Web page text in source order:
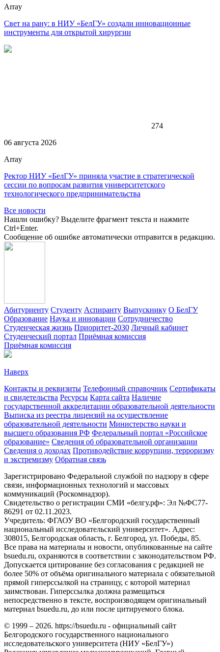
Array
Свет на рану: в НИУ «БелГУ» создали инновационные
инструменты для открытой хирургии
274
06 августа 2026
Array
Ректор НИУ «БелГУ» приняла участие в стратегической
сессии по вопросам развития университетского
технологического предпринимательства
Все новости
Нашли ошибку? Выделите фрагмент текста и нажмите
Ctrl+Enter.
Сообщение об ошибке автоматически отправится в редакцию.
Абитуриенту Студенту Аспиранту Выпускнику О БелГУ
Образование Наука и инновации Сотрудничество
Студенческая жизнь Приоритет-2030 Личный кабинет
Студенческий портал Приёмная комиссия
Приёмная комиссия
Наверх
Контакты и реквизиты Телефонный справочник Сертификаты
и свидетельства Ресурсы Карта сайта Наличие
государственной аккредитации образовательной деятельности
Выписка из реестра лицензий на осуществление
образовательной деятельности Министерствo науки и
высшего образования РФ Федеральный портал «Российское
образование» Сведения об образовательной организации
Сведения о доходах Противодействие коррупции, терроризму
и экстремизму Обратная связь
Зарегистрировано Федеральной службой по надзору в сфере
связи, информационных технологий и массовых
коммуникаций (Роскомнадзор).
Свидетельство о регистрации СМИ «белгу.рф»: Эл №ФС77-
86291 от 02.11.2023.
Учредитель: ФГАОУ ВО «Белгородский государственный
национальный исследовательский университет». Адрес:
308015, Белгородская область, г. Белгород, ул. Победы, 85.
Все права на материалы и новости, опубликованные на сайте
bsuedu.ru, охраняются в соответствии с законодательством РФ.
Допускается цитирование без согласования с редакцией не
более 50% от объёма оригинального материала с обязательной
прямой гиперссылкой на страницу, с которой материал
заимствован. Гиперссылка должна размещаться
непосредственно в тексте, воспроизводящем оригинальный
материал bsuedu.ru, до или после цитируемого блока.
© 1999 – 2026. https://bsuedu.ru - официальный сайт
Белгородского государственного национального
исследовательского университета (НИУ «БелГУ»)